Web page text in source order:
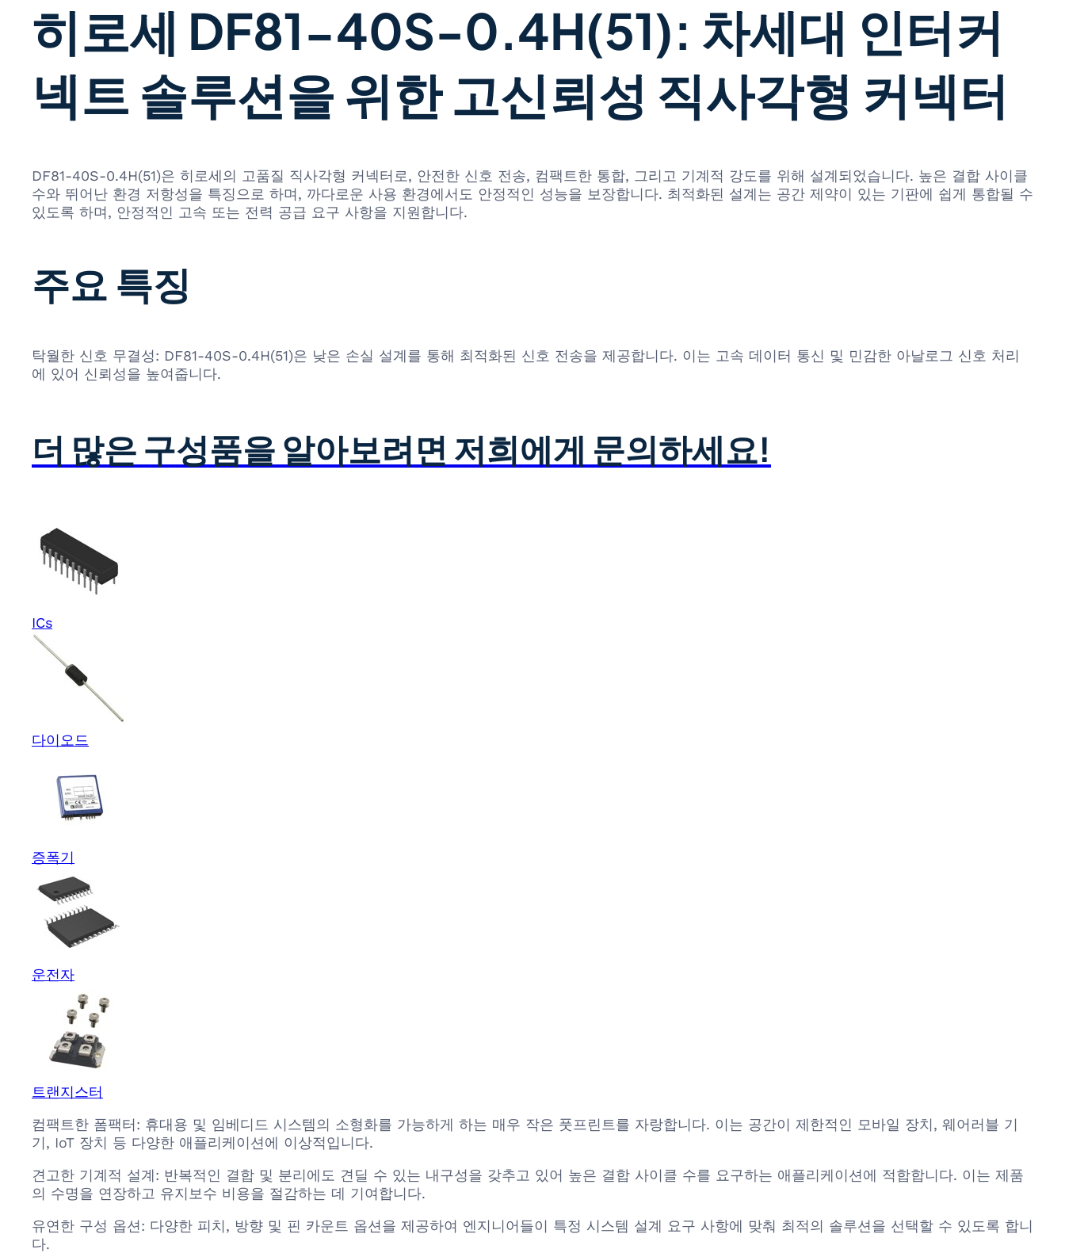
히로세 DF81-40S-0.4H(51): 차세대 인터커
넥트 솔루션을 위한 고신뢰성 직사각형 커넥터
DF81-40S-0.4H(51)은 히로세의 고품질 직사각형 커넥터로, 안전한 신호 전송, 컴팩트한 통합, 그리고 기계적 강도를 위해 설계되었습니다. 높은 결합 사이클
수와 뛰어난 환경 저항성을 특징으로 하며, 까다로운 사용 환경에서도 안정적인 성능을 보장합니다. 최적화된 설계는 공간 제약이 있는 기판에 쉽게 통합될 수
있도록 하며, 안정적인 고속 또는 전력 공급 요구 사항을 지원합니다.
주요 특징
탁월한 신호 무결성: DF81-40S-0.4H(51)은 낮은 손실 설계를 통해 최적화된 신호 전송을 제공합니다. 이는 고속 데이터 통신 및 민감한 아날로그 신호 처리
에 있어 신뢰성을 높여줍니다.
더 많은 구성품을 알아보려면 저희에게 문의하세요!
ICs
다이오드
증폭기
운전자
트랜지스터
컴팩트한 폼팩터: 휴대용 및 임베디드 시스템의 소형화를 가능하게 하는 매우 작은 풋프린트를 자랑합니다. 이는 공간이 제한적인 모바일 장치, 웨어러블 기
기, IoT 장치 등 다양한 애플리케이션에 이상적입니다.
견고한 기계적 설계: 반복적인 결합 및 분리에도 견딜 수 있는 내구성을 갖추고 있어 높은 결합 사이클 수를 요구하는 애플리케이션에 적합합니다. 이는 제품
의 수명을 연장하고 유지보수 비용을 절감하는 데 기여합니다.
유연한 구성 옵션: 다양한 피치, 방향 및 핀 카운트 옵션을 제공하여 엔지니어들이 특정 시스템 설계 요구 사항에 맞춰 최적의 솔루션을 선택할 수 있도록 합니
다.